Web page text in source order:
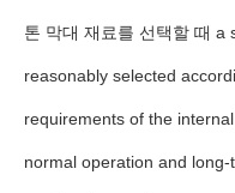
톤 막대 재료를 선택할 때
reasonably selected
requirements of the
normal operation and